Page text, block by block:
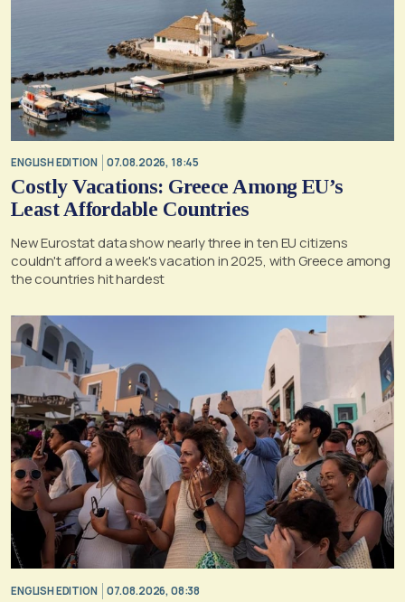
ENGLISH EDITION 07.08.2026, 18:45
Costly Vacations: Greece Among EU’s
Least Affordable Countries
New Eurostat data show nearly three in ten EU citizens
couldn't afford a week's vacation in 2025, with Greece among
the countries hit hardest
ENGLISH EDITION 07.08.2026, 08:38